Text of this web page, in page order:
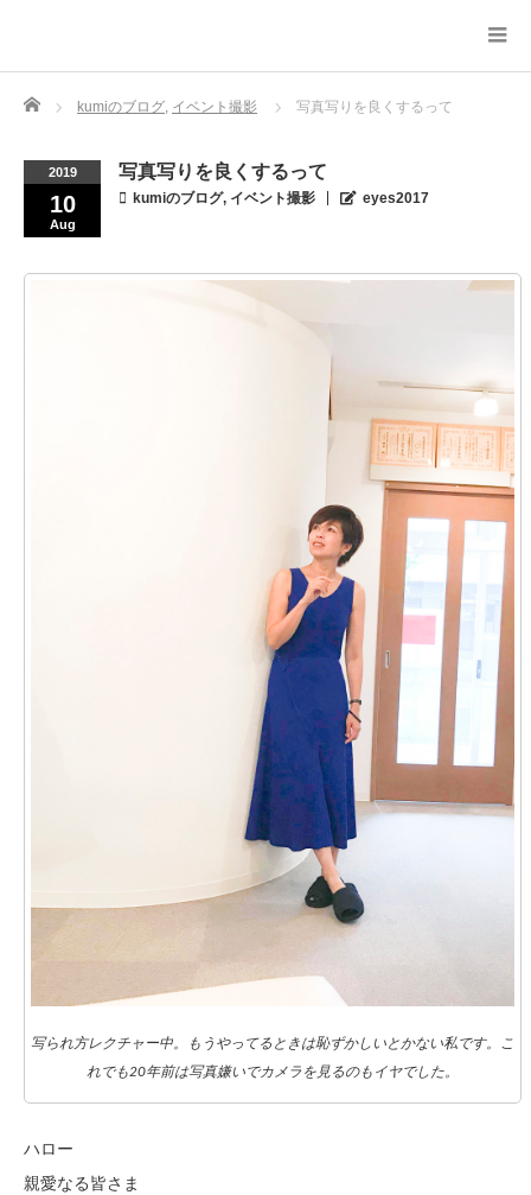
Home kumiのブログ, イベント撮影 写真写りを良くするって
2019
10
Aug
写真写りを良くするって
kumiのブログ, イベント撮影 eyes2017
写られ方レクチャー中。もうやってるときは恥ずかしいとかない私です。こ
れでも20年前は写真嫌いでカメラを見るのもイヤでした。
ハロー
親愛なる皆さま